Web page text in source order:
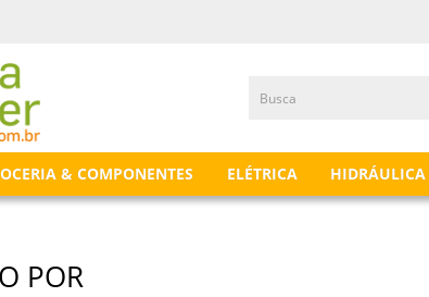
& COMPONENTES ELÉTRICA HIDRÁULICA
POR